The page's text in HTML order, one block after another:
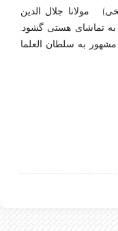
مولانا جلال الدین
در بلخ چشم به تماشای هستی گشود.
ولدبن ولد (543-628 ه.ق ) مشهور به سلطان العلما